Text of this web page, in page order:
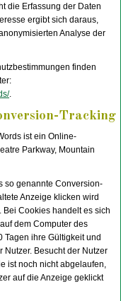
die Erfassung der Daten
ergibt sich daraus,
Analyse der
finden
.
Tracking
ist ein Online-
Parkway, Mountain
so genannte Conversion-
Anzeige klicken wird
Cookies handelt es sich
dem Computer des
Tagen ihre Gültigkeit und
Besucht der Nutzer
ist noch nicht abgelaufen,
auf die Anzeige geklickt